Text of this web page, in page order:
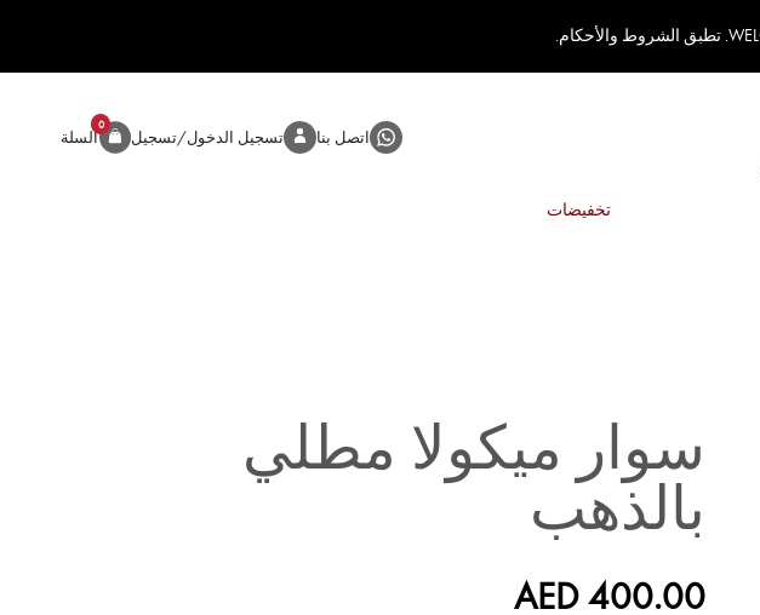
اتصل بنا تسجيل الدخول/تسجيل السلة
0
المنتج
سوار ميكولا مطلي
بالذهب
AED 400.00